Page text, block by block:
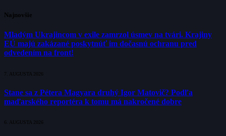
Najnovšie
Mladým Ukrajincom v exile zamrzol úsmev na tvári. Krajiny
EÚ majú zakázané poskytnúť im dočasnú ochranu pred
odvedením na front!
7. AUGUSTA 2026
Stane sa z Pétera Magyara druhý Igor Matovič? Podľa
maďarského reportéra k tomu má nakročené dobre
6. AUGUSTA 2026